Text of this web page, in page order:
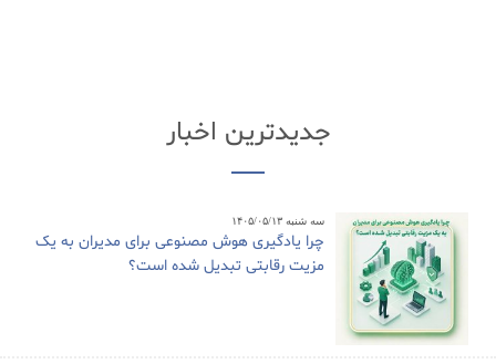
جدیدترین اخبار
سه شنبه ۱۴۰۵/۰۵/۱۳
چرا یادگیری هوش مصنوعی برای مدیران به یک
مزیت رقابتی تبدیل شده است؟